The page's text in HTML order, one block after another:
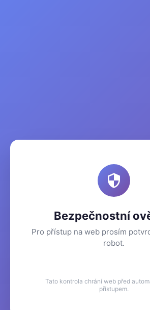
Bezpečnostní
Pro přístup na web prosím
robot.
Tato kontrola chrání web před
přístupem.